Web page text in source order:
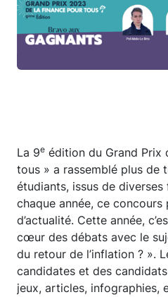
La 9e édition du Grand Prix
tous » a rassemblé plus de
étudiants, issus de
chaque année, ce
d’actualité. Cette année,
cœur des débats avec le
du retour de l’inflation ? ».
candidates et des
jeux, articles, infographies,